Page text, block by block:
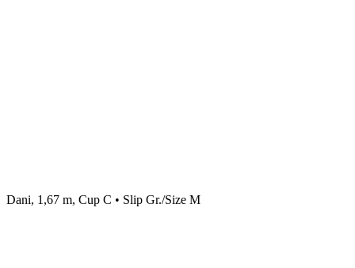
Dani, 1,67 m, Cup C • Slip Gr./Size M